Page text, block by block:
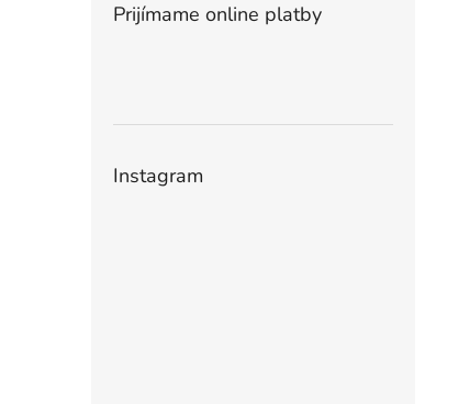
Prijímame online platby
Instagram